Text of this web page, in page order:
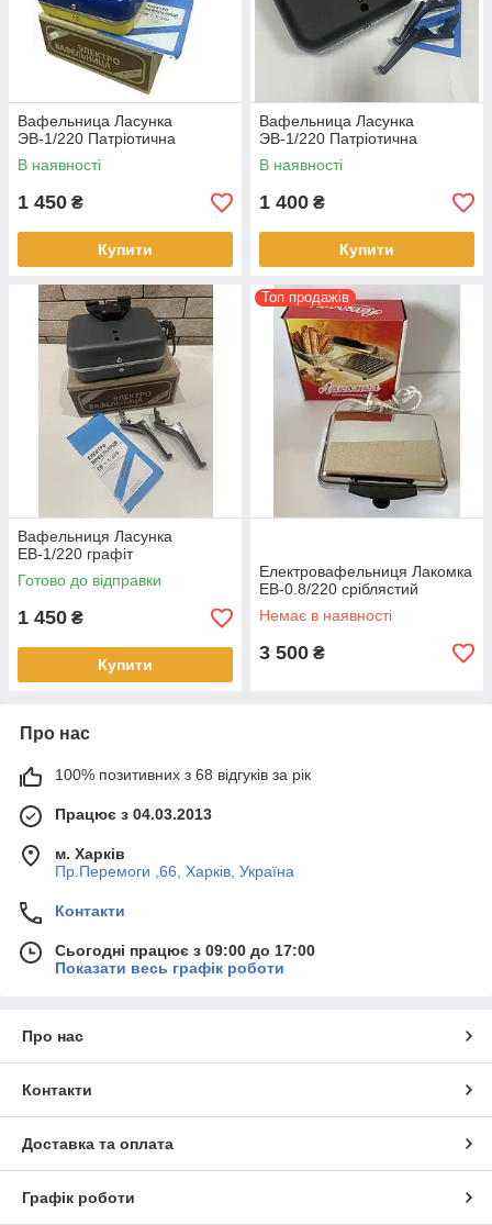
Вафельница Ласунка
ЭВ-1/220 Патріотична
В наявності
1 450 ₴
Купити
Вафельница Ласунка
ЭВ-1/220 Патріотична
В наявності
1 400 ₴
Купити
Вафельниця Ласунка
ЕВ-1/220 графіт
Готово до відправки
1 450 ₴
Купити
Топ продажів
Електровафельниця Лакомка
ЕВ-0.8/220 сріблястий
Немає в наявності
3 500 ₴
Про нас
100% позитивних з 68 відгуків за рік
Працює з 04.03.2013
м. Харків
Пр.Перемоги ,66, Харків, Україна
Контакти
Сьогодні працює з 09:00 до 17:00
Показати весь графік роботи
Про нас
Контакти
Доставка та оплата
Графік роботи